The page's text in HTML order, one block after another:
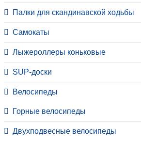
Палки для скандинавской ходьбы
Самокаты
Лыжероллеры коньковые
SUP-доски
Велосипеды
Горные велосипеды
Двухподвесные велосипеды